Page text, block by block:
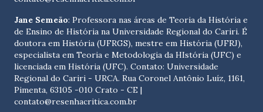
Jane Semeão: Professora nas áreas de Teoria da História e
de Ensino de História na Universidade Regional do Cariri. É
doutora em História (UFRGS), mestre em História (UFRJ),
especialista em Teoria e Metodologia da HIstória (UFC) e
licenciada em História (UFC). Contato: Universidade
Regional do Cariri - URCA. Rua Coronel Antônio Luíz, 1161,
Pimenta, 63105 -010 Crato - CE |
contato@resenhacritica.com.br